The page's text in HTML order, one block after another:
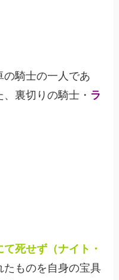
騎士の一人であ
裏切りの騎士・ ラ
て死せず（ナイト・
たものを自身の宝具